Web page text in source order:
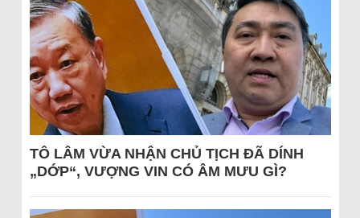
TÔ LÂM VỪA NHẬN CHỦ TỊCH ĐÃ DÍNH
„DỚP“, VƯỢNG VIN CÓ ÂM MƯU GÌ?